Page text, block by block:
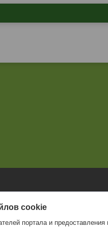
cookie
портала и предоставления